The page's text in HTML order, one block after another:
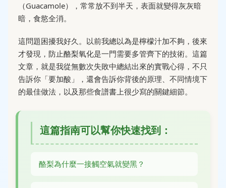
（Guacamole），常常放不到半天，表面就變得灰灰暗
暗，食慾全消。
這問題困擾我好久。以前我總以為是檸檬汁加不夠，後來
才發現，防止酪梨氧化是一門需要多管齊下的技術。這篇
文章，就是我從無數次失敗中總結出來的實戰心得，不只
告訴你「要加酸」，還會告訴你背後的原理、不同情境下
的最佳做法，以及那些食譜書上很少寫的關鍵細節。
這篇指南可以幫你快速找到：
酪梨為什麼一接觸空氣就變黑？